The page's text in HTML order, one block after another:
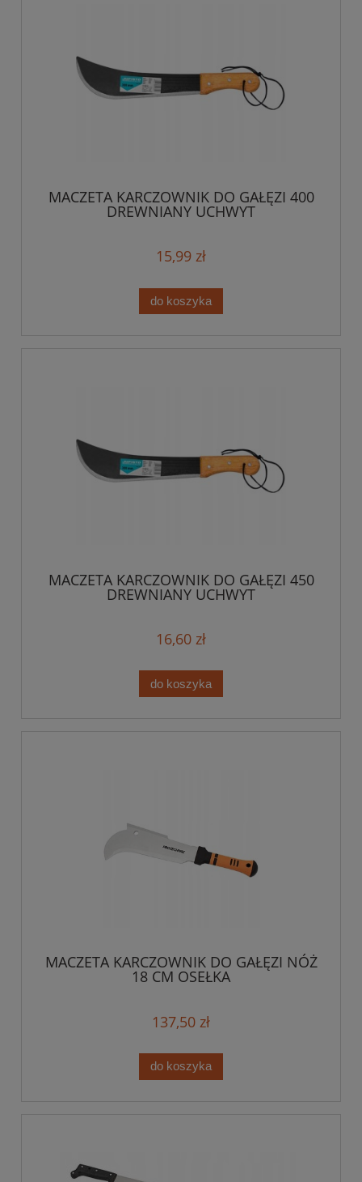
MACZETA KARCZOWNIK DO GAŁĘZI 400
DREWNIANY UCHWYT
15,99 zł
do koszyka
MACZETA KARCZOWNIK DO GAŁĘZI 450
DREWNIANY UCHWYT
16,60 zł
do koszyka
MACZETA KARCZOWNIK DO GAŁĘZI NÓŻ
18 CM OSEŁKA
137,50 zł
do koszyka